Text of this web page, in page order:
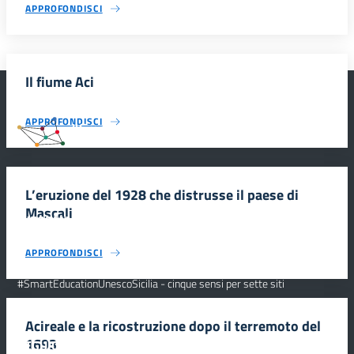
APPROFONDISCI
Il fiume Aci
APPROFONDISCI
L’eruzione del 1928 che distrusse il paese di
Mascali
APPROFONDISCI
Acireale e la ricostruzione dopo il terremoto del
1693
#SmartEducationUnescoSicilia
INFORMAZIONI
#SmartEducationUnescoSicilia - cinque sensi per sette siti
SEGUICI SU